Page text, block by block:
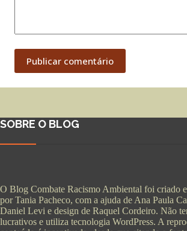
Publicar comentário
SOBRE O BLOG
O Blog Combate Racismo Ambiental foi criado
por Tania Pacheco, com a ajuda de Ana Paula
Daniel Levi e design de Raquel Cordeiro. Não
lucrativos e utiliza tecnologia WordPress. A